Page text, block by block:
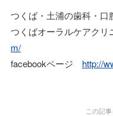
つくば・土浦の歯科・口
つくばオーラルケアク
m/
facebookページ http://
この記